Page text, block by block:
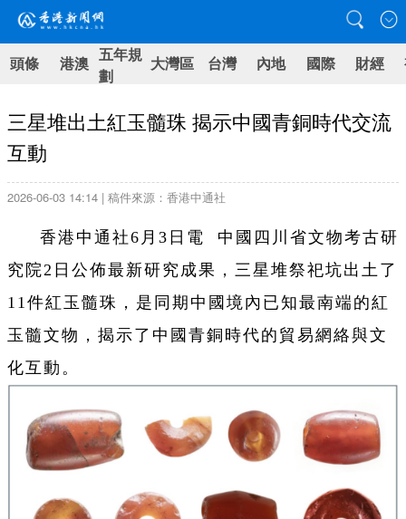
頭條 港澳 五年規
劃
大灣區 台灣 內地 國際 財經
三星堆出土紅玉髓珠 揭示中國青銅時代交流
互動
2026-06-03 14:14 | 稿件來源：香港中通社
香港中通社6月3日電 中國四川省文物考古研
究院2日公佈最新研究成果，三星堆祭祀坑出土了
11件紅玉髓珠，是同期中國境內已知最南端的紅
玉髓文物，揭示了中國青銅時代的貿易網絡與文
化互動。